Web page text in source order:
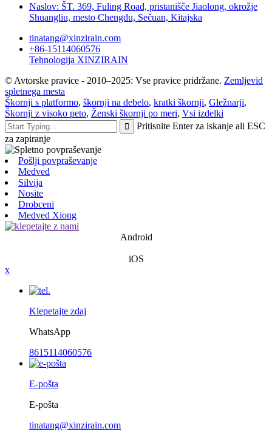
Naslov: ŠT. 369, Fuling Road, pristanišče Jiaolong, okrožje
Shuangliu, mesto Chengdu, Sečuan, Kitajska
tinatang@xinzirain.com
+86-15114060576
Tehnologija XINZIRAIN
© Avtorske pravice - 2010–2025: Vse pravice pridržane. Zemljevid
spletnega mesta
Škornji s platformo, škornji na debelo, kratki škornji, Gležnarji,
Škornji z visoko peto, Ženski škornji po meri, Vsi izdelki
Pritisnite Enter za iskanje ali ESC
za zapiranje
Pošlji povpraševanje
Medved
Silvija
Nosite
Drobceni
Medved Xiong
Android
iOS
x
Klepetajte zdaj
WhatsApp
8615114060576
E-pošta
E-pošta
tinatang@xinzirain.com